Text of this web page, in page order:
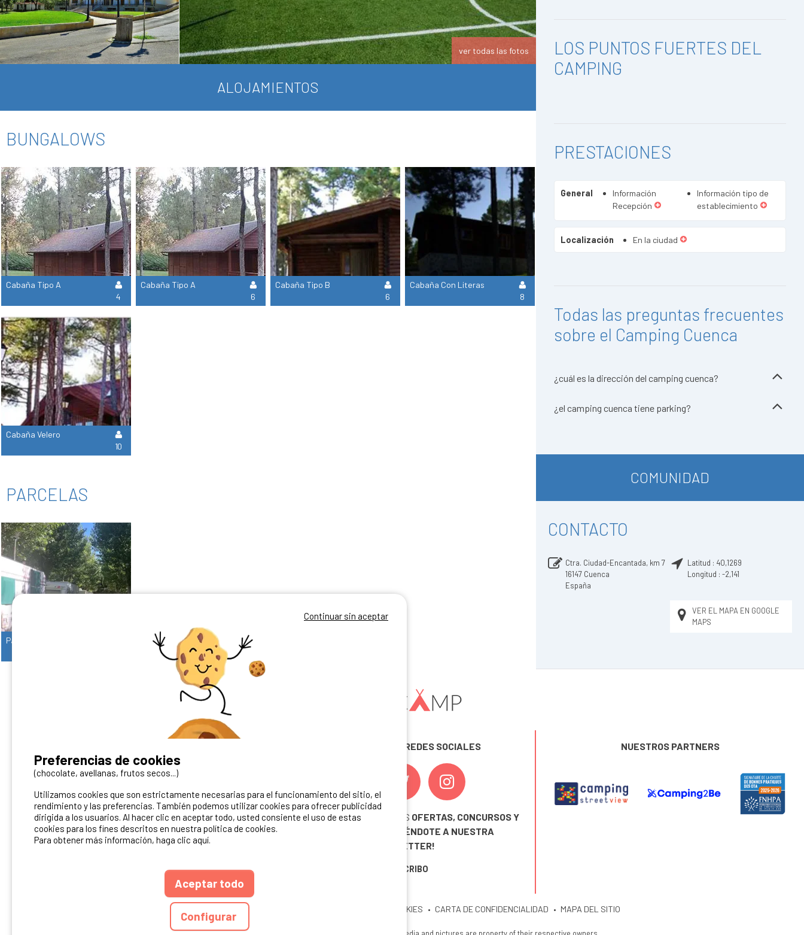
ver todas las fotos
ALOJAMIENTOS
BUNGALOWS
Cabaña Tipo A
4
Cabaña Tipo A
6
Cabaña Tipo B
6
Cabaña Con Literas
8
Cabaña Velero
10
PARCELAS
Parcela
LOS PUNTOS FUERTES DEL
CAMPING
PRESTACIONES
General
Información
Recepción
Información tipo de
establecimiento
Localización En la ciudad
Todas las preguntas frecuentes
sobre el Camping Cuenca
¿cuál es la dirección del camping cuenca?
¿el camping cuenca tiene parking?
COMUNIDAD
CONTACTO
Ctra. Ciudad-Encantada, km 7
16147 Cuenca
España
Latitud : 40,1269
Longitud : -2,141
VER EL MAPA EN GOOGLE
MAPS
Puedes difundirlo en nuestro sitio
Contacto Ibericamp
SÍGUENOS EN LAS REDES SOCIALES
¡ Y NO TE PIERDAS NUESTRAS OFERTAS, CONCURSOS Y
INSCRIBIÉNDOTE A NUESTRA
NEWSLETTER!
ME INSCRIBO
NUESTROS PARTNERS
CGU DEL SITIO COOKIES CARTA DE CONFIDENCIALIDAD MAPA DEL SITIO
Continuar sin aceptar
Preferencias de cookies
(chocolate, avellanas, frutos secos...)
Utilizamos cookies que son estrictamente necesarias para el funcionamiento del sitio, el
rendimiento y las preferencias. También podemos utilizar cookies para ofrecer publicidad
dirigida a los usuarios. Al hacer clic en aceptar todo, usted consiente el uso de estas
cookies para los fines descritos en nuestra política de cookies.
Para obtener más información, haga clic aquí.
Aceptar todo
Configurar